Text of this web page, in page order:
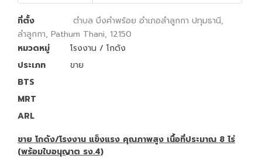
ที่ตั้ง
ตำบล บึงคำพร้อย อำเภอลำลูกกา ปทุมธานี,
ลำลูกกา, Pathum Thani, 12150
หมวดหมู่
โรงงาน / โกดัง
ประเภท
ขาย
BTS
MRT
ARL
ขาย โกดัง/โรงงาน แข็งแรง คุณภาพสูง เนื้อที่ประมาณ 8 ไร่
(พร้อมใบอนุญาต รง.4)